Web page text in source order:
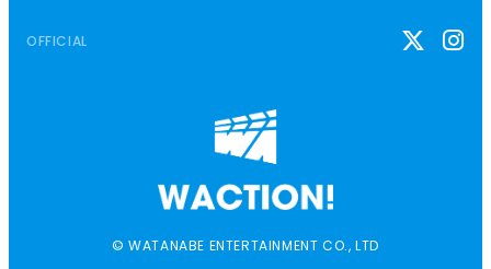
© WATANABE ENTERTAINMENT CO., LTD
OFFICIAL